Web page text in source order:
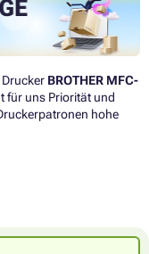
BROTHER MFC-
für uns Priorität und
hohe